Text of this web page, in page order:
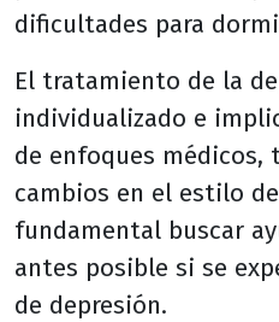
dificultades para
El tratamiento de la
individualizado e
de enfoques médicos,
cambios en el estilo
fundamental buscar
antes posible si se
de depresión.